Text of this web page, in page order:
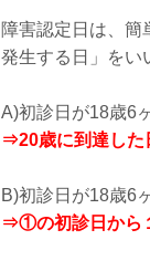
障害認定日は、簡
発生する日」をい
A)初診日が18歳6
⇒20歳に到達した
B)初診日が18歳6
⇒①の初診日から